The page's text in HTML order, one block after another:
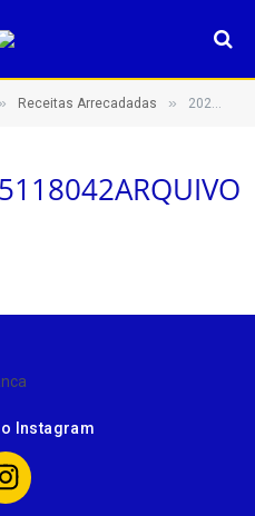
» Receitas Arrecadadas » 2023020714345118042arquivo
Instagram